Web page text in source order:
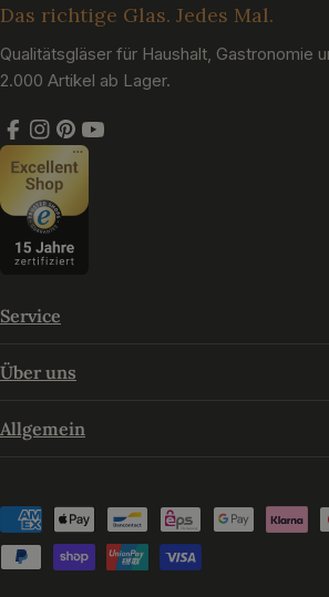
Das richtige Glas. Jedes Mal.
Qualitätsgläser für Haushalt, Gastronomie
2.000 Artikel ab Lager.
Facebook
Instagram
Pinterest
YouTube
Service
Über uns
Allgemein
Zahlungsmethoden